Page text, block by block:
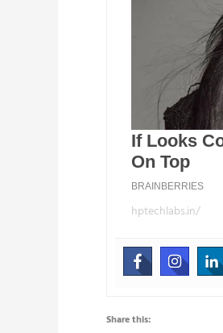
hptechlabs.in/
Share this: